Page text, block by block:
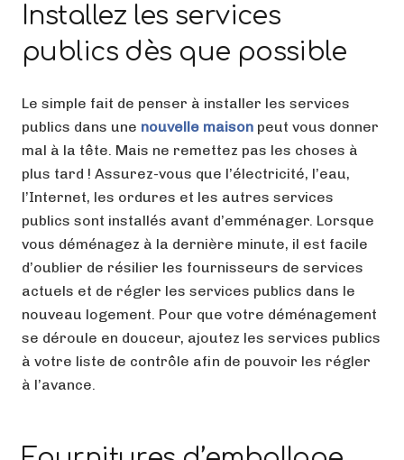
Installez les services
publics dès que possible
Le simple fait de penser à installer les services
publics dans une nouvelle maison peut vous donner
mal à la tête. Mais ne remettez pas les choses à
plus tard ! Assurez-vous que l’électricité, l’eau,
l’Internet, les ordures et les autres services
publics sont installés avant d’emménager. Lorsque
vous déménagez à la dernière minute, il est facile
d’oublier de résilier les fournisseurs de services
actuels et de régler les services publics dans le
nouveau logement. Pour que votre déménagement
se déroule en douceur, ajoutez les services publics
à votre liste de contrôle afin de pouvoir les régler
à l’avance.